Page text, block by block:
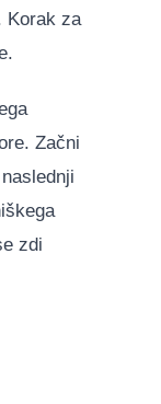
Korak za
Začni
zdi